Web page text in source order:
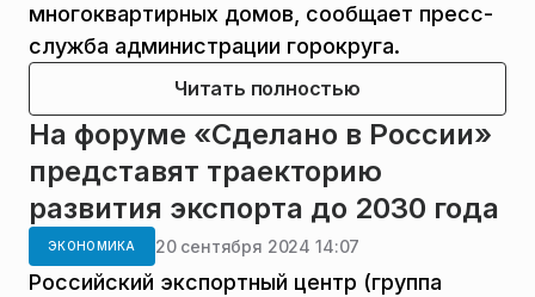
многоквартирных домов, сообщает пресс-
служба администрации горокруга.
Читать полностью
На форуме «Сделано в России»
представят траекторию
развития экспорта до 2030 года
ЭКОНОМИКА 20 сентября 2024 14:07
Российский экспортный центр (группа